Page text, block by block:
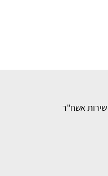
שירות אשח"ר